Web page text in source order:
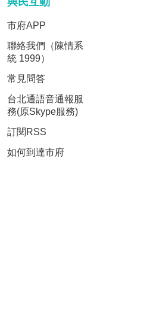
市府APP
聯絡我們（陳情系
統 1999）
常見問答
台北通語音通報服
務(原Skype服務)
訂閱RSS
如何到達市府